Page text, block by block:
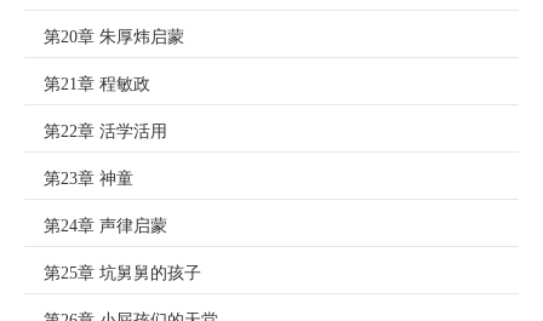
第20章 朱厚炜启蒙
第21章 程敏政
第22章 活学活用
第23章 神童
第24章 声律启蒙
第25章 坑舅舅的孩子